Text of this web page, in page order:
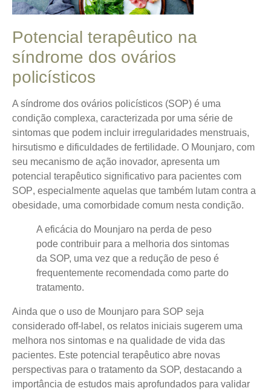
Potencial terapêutico na
síndrome dos ovários
policísticos
A síndrome dos ovários policísticos (SOP) é uma
condição complexa, caracterizada por uma série de
sintomas que podem incluir irregularidades menstruais,
hirsutismo e dificuldades de fertilidade. O Mounjaro, com
seu mecanismo de ação inovador, apresenta um
potencial terapêutico significativo para pacientes com
SOP, especialmente aquelas que também lutam contra a
obesidade, uma comorbidade comum nesta condição.
A eficácia do Mounjaro na perda de peso
pode contribuir para a melhoria dos sintomas
da SOP, uma vez que a redução de peso é
frequentemente recomendada como parte do
tratamento.
Ainda que o uso de Mounjaro para SOP seja
considerado off-label, os relatos iniciais sugerem uma
melhora nos sintomas e na qualidade de vida das
pacientes. Este potencial terapêutico abre novas
perspectivas para o tratamento da SOP, destacando a
importância de estudos mais aprofundados para validar